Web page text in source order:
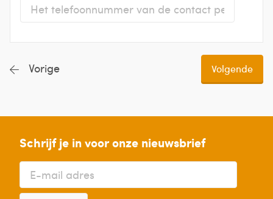
Vorige
Schrijf je in voor onze nieuwsbrief